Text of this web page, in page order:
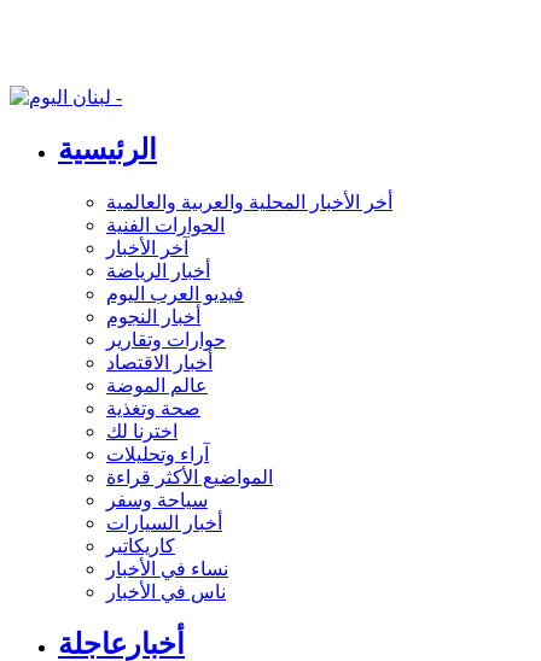
الرئيسية
أخر الأخبار المحلية والعربية والعالمية
الحوارات الفنية
آخر الأخبار
أخبار الرياضة
فيديو العرب اليوم
أخبار النجوم
حوارات وتقارير
أخبار الاقتصاد
عالم الموضة
صحة وتغذية
اخترنا لك
آراء وتحليلات
المواضيع الأكثر قراءة
سياحة وسفر
أخبار السيارات
كاريكاتير
نساء في الأخبار
ناس في الأخبار
أخبارعاجلة